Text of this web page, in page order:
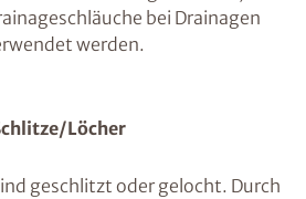
bei Drainagen
werden.
Löcher
geschlitzt oder gelocht. Durch